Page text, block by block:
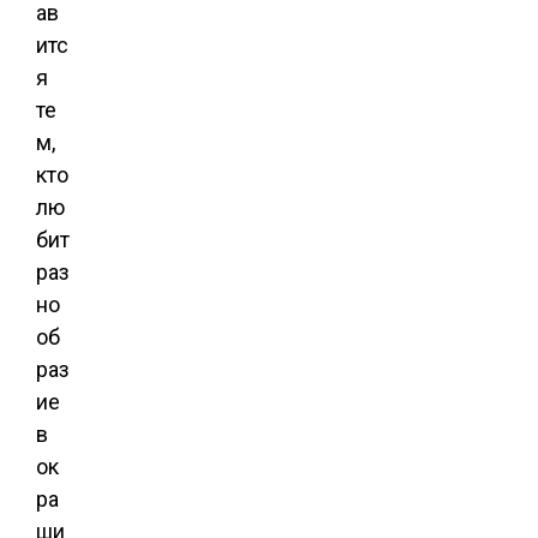
ав
итс
я
те
м,
кто
лю
бит
раз
но
об
раз
ие
в
ок
ра
ши